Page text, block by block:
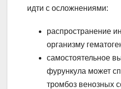
идти с осложнениями:
распространение
организму
самостоятельное
фурункула может
тромбоз венозных